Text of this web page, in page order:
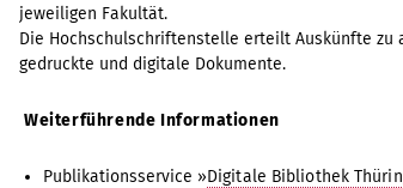
jeweiligen Fakultät.
Die Hochschulschriftenstelle erteilt Auskünfte
gedruckte und digitale Dokumente.
Weiterführende Informationen
Publikationsservice »Digitale Bibliothek